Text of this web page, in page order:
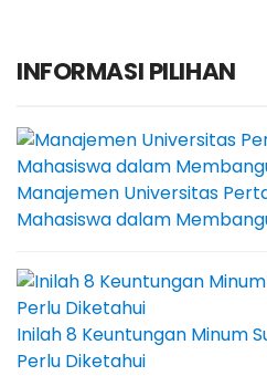
INFORMASI PILIHAN
Manajemen Universitas
Mahasiswa dalam
Inilah 8 Keuntungan Minum
Perlu Diketahui